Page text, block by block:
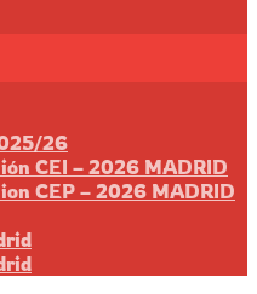
26
CEI – 2026 MADRID
CEP – 2026 MADRID